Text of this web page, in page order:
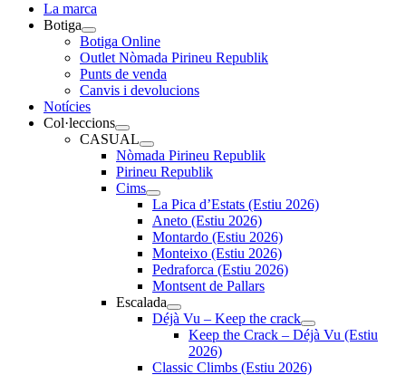
La marca
Botiga
Botiga Online
Outlet Nòmada Pirineu Republik
Punts de venda
Canvis i devolucions
Notícies
Col·leccions
CASUAL
Nòmada Pirineu Republik
Pirineu Republik
Cims
La Pica d’Estats (Estiu 2026)
Aneto (Estiu 2026)
Montardo (Estiu 2026)
Monteixo (Estiu 2026)
Pedraforca (Estiu 2026)
Montsent de Pallars
Escalada
Déjà Vu – Keep the crack
Keep the Crack – Déjà Vu (Estiu
2026)
Classic Climbs (Estiu 2026)